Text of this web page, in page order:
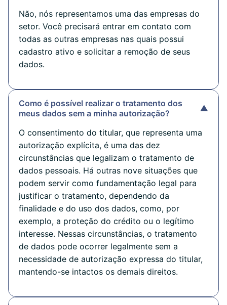
Não, nós representamos uma das empresas do
setor. Você precisará entrar em contato com
todas as outras empresas nas quais possui
cadastro ativo e solicitar a remoção de seus
dados.
Como é possível realizar o tratamento dos
meus dados sem a minha autorização?
▼
O consentimento do titular, que representa uma
autorização explícita, é uma das dez
circunstâncias que legalizam o tratamento de
dados pessoais. Há outras nove situações que
podem servir como fundamentação legal para
justificar o tratamento, dependendo da
finalidade e do uso dos dados, como, por
exemplo, a proteção do crédito ou o legítimo
interesse. Nessas circunstâncias, o tratamento
de dados pode ocorrer legalmente sem a
necessidade de autorização expressa do titular,
mantendo-se intactos os demais direitos.